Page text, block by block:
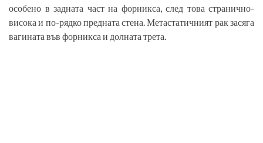
особено в задната част на форникса, след това странично­
висока и по-рядко предната стена. Метастатичният рак засяга
вагината във форникса и долната трета.